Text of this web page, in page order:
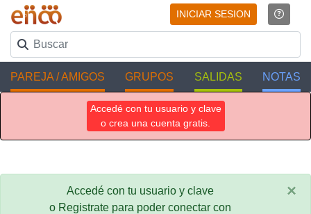
INICIAR SESION
PAREJA / AMIGOS GRUPOS SALIDAS NOTAS
Accedé con tu usuario y clave
o crea una cuenta gratis.
Accedé con tu usuario y clave
o Registrate para poder conectar con
×